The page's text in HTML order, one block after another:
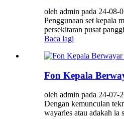
oleh admin pada 24-08-
Penggunaan set kepala
persekitaran pusat
Baca lagi
Fon Kepala
oleh admin pada 24-07-
Dengan kemunculan
wayarles atau adakah ia